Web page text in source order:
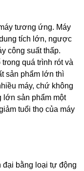
tương ứng. Máy
tích lớn, ngược
công suất thấp.
quá trình rót và
sản phẩm lớn thì
máy, chứ không
lớn sản phẩm một
tuổi thọ của máy
đại bằng loại tự động